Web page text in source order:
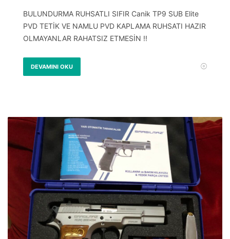
BULUNDURMA RUHSATLI SIFIR Canik TP9 SUB Elite
PVD TETİK VE NAMLU PVD KAPLAMA RUHSATI HAZIR
OLMAYANLAR RAHATSIZ ETMESİN !!
DEVAMINI OKU